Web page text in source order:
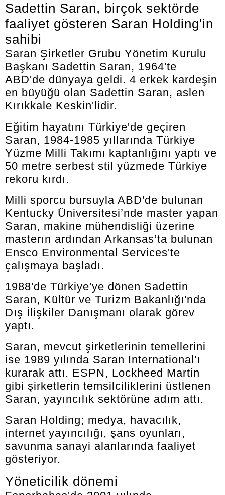
Sadettin Saran, birçok sektörde
faaliyet gösteren Saran Holding'in
sahibi
Saran Şirketler Grubu Yönetim Kurulu
Başkanı Sadettin Saran, 1964'te
ABD'de dünyaya geldi. 4 erkek kardeşin
en büyüğü olan Sadettin Saran, aslen
Kırıkkale Keskin'lidir.
Eğitim hayatını Türkiye'de geçiren
Saran, 1984-1985 yıllarında Türkiye
Yüzme Milli Takımı kaptanlığını yaptı ve
50 metre serbest stil yüzmede Türkiye
rekoru kırdı.
Milli sporcu bursuyla ABD'de bulunan
Kentucky Üniversitesi’nde master yapan
Saran, makine mühendisliği üzerine
masterın ardından Arkansas’ta bulunan
Ensco Environmental Services'te
çalışmaya başladı.
1988'de Türkiye'ye dönen Sadettin
Saran, Kültür ve Turizm Bakanlığı'nda
Dış İlişkiler Danışmanı olarak görev
yaptı.
Saran, mevcut şirketlerinin temellerini
ise 1989 yılında Saran International'ı
kurarak attı. ESPN, Lockheed Martin
gibi şirketlerin temsilciliklerini üstlenen
Saran, yayıncılık sektörüne adım attı.
Saran Holding; medya, havacılık,
internet yayıncılığı, şans oyunları,
savunma sanayi alanlarında faaliyet
gösteriyor.
Yöneticilik dönemi